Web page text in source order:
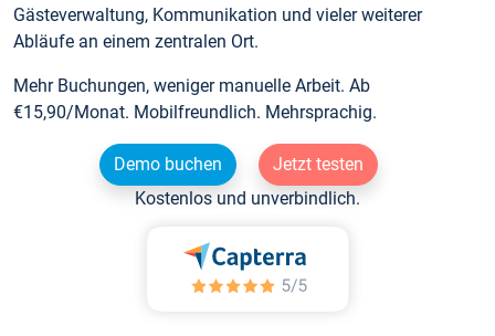
Gästeverwaltung, Kommunikation und vieler weiterer
Abläufe an einem zentralen Ort.
Mehr Buchungen, weniger manuelle Arbeit. Ab
€15,90/Monat. Mobilfreundlich. Mehrsprachig.
Demo buchen
Jetzt testen
Kostenlos und unverbindlich.